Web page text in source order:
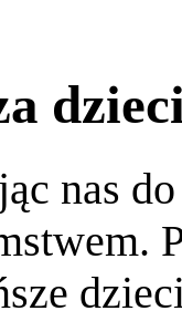
nas